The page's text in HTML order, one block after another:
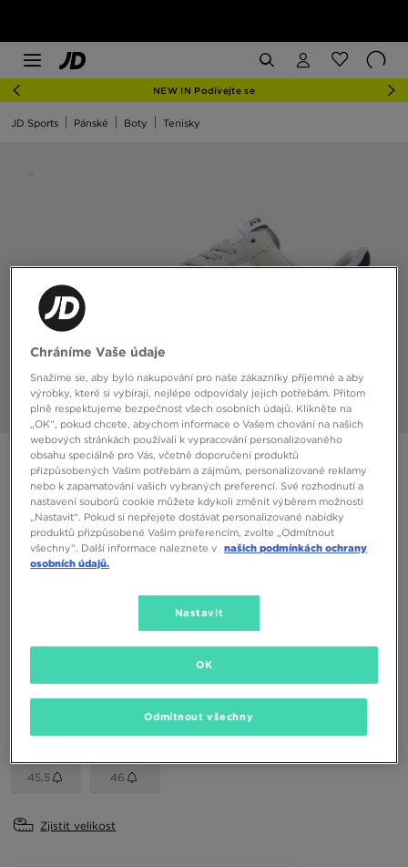
NEW IN Podívejte se
JD Sports Pánské Boty Tenisky
NIKE AIR FORCE 1 '07
3290 Kč
Dostupné Barvy
EU US
37,5 38,5 40 41 42
42,5 43 44 44,5 45
45,5 46
Zjistit velikost
Chráníme Vaše údaje
Snažíme se, aby bylo nakupování pro naše zákazníky příjemné a aby
výrobky, které si vybírají, nejlépe odpovídaly jejich potřebám. Přitom
plně respektujeme bezpečnost všech osobních údajů. Klikněte na
„OK“, pokud chcete, abychom informace o Vašem chování na našich
webových stránkách používali k vypracování personalizovaného
obsahu speciálně pro Vás, včetně doporučení produktů
přizpůsobených Vašim potřebám a zájmům, personalizované reklamy
nebo k zapamatování vašich vybraných preferencí. Své rozhodnutí a
nastavení souborů cookie můžete kdykoli změnit výběrem možnosti
„Nastavit“. Pokud si nepřejete dostávat personalizované nabídky
produktů přizpůsobené Vašim preferencím, zvolte „Odmítnout
všechny“. Další informace naleznete v našich podmínkách ochrany
osobních údajů.
Nastavit
Odmítnout všechny
OK